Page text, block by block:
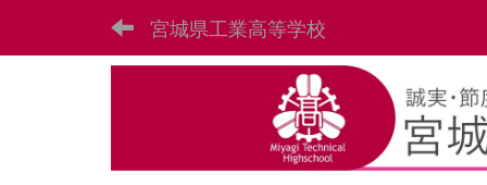
宮城県工業高等学校